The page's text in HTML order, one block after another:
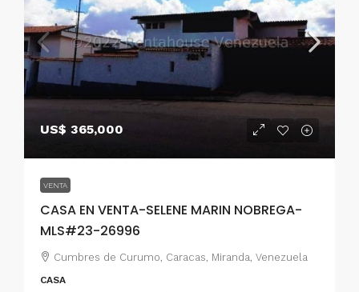
US$ 365,000
VENTA
CASA EN VENTA-SELENE MARIN NOBREGA-
MLS#23-26996
Cumbres de Curumo, Caracas, Miranda, Venezuela
CASA